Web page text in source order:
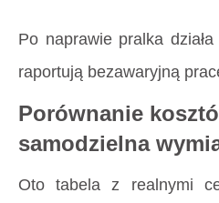
Po naprawie pralka
raportują bezawaryjną
Porównanie
samodzielna
Oto tabela z realnymi